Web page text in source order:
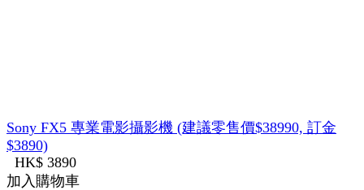
Sony FX5 專業電影攝影機 (建議零售價$38990, 訂金
$3890)
HK$ 3890
加入購物車